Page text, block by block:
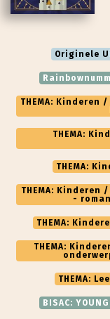
Originele
THEMA:
THEMA:
THEMA:
THEMA:
-
THEMA:
THEMA:
THEMA:
BISAC: